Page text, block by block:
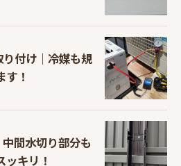
付け｜冷媒も規
！
間水切り部分も
キリ！